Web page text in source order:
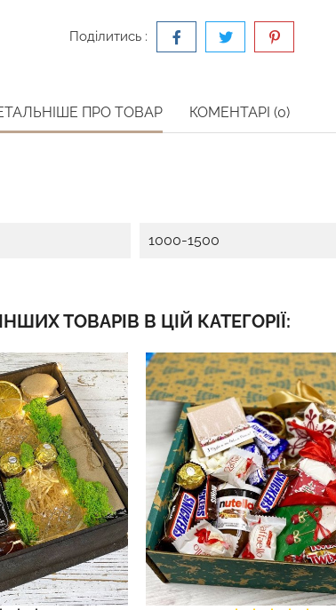
Поділитись :
ПРО ТОВАР КОМЕНТАРІ (0)
1000-1500
ТОВАРІВ В ЦІЙ КАТЕГОРІЇ: